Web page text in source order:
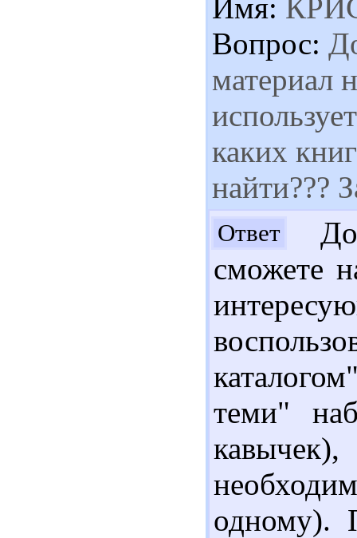
Имя:
Вопрос:
материал
каких
найти???
Ответ
сможете
теми"
одному).